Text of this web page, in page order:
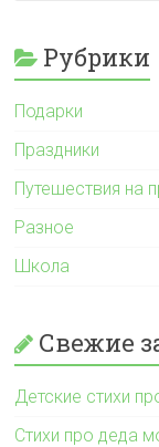
Рубрики
Подарки
Праздники
Путешествия на
Разное
Школа
Свежие
Детские стихи
Стихи про деда